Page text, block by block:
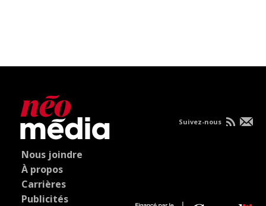
Nous joindre
À propos
Carrières
Publicités
Suivez-nous